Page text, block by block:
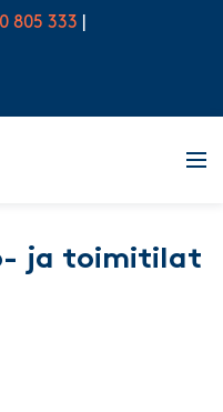
805 333
ja toimitilat